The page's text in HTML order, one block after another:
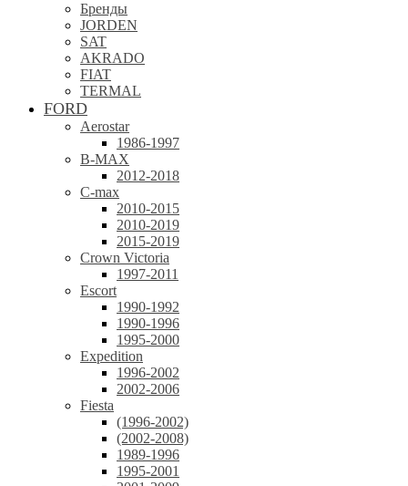
Бренды
JORDEN
SAT
AKRADO
FIAT
TERMAL
FORD
Aerostar
1986-1997
B-MAX
2012-2018
C-max
2010-2015
2010-2019
2015-2019
Crown Victoria
1997-2011
Escort
1990-1992
1990-1996
1995-2000
Expedition
1996-2002
2002-2006
Fiesta
(1996-2002)
(2002-2008)
1989-1996
1995-2001